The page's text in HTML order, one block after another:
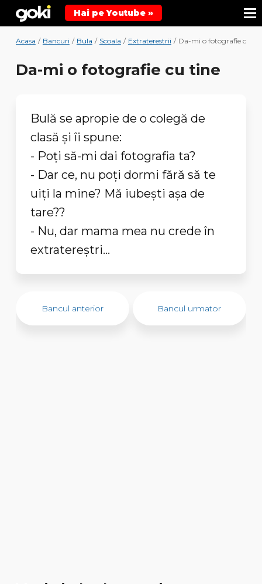
Hai pe Youtube »
Acasa / Bancuri / Bula / Scoala / Extraterestrii / Da-mi o fotografie cu
Da-mi o fotografie cu tine
Bulă se apropie de o colegă de
clasă şi îi spune:
- Poţi să-mi dai fotografia ta?
- Dar ce, nu poţi dormi fără să te
uiţi la mine? Mă iubeşti aşa de
tare??
- Nu, dar mama mea nu crede în
extratereştri...
Bancul anterior Bancul urmator